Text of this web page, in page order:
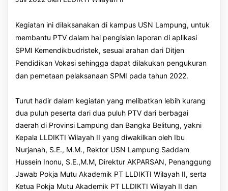
Kegiatan ini dilaksanakan di kampus USN Lampung, untuk
membantu PTV dalam hal pengisian laporan di aplikasi
SPMI Kemendikbudristek, sesuai arahan dari Ditjen
Pendidikan Vokasi sehingga dapat dilakukan pengukuran
dan pemetaan pelaksanaan SPMI pada tahun 2022.
Turut hadir dalam kegiatan yang melibatkan lebih kurang
dua puluh peserta dari dua puluh PTV dari berbagai
daerah di Provinsi Lampung dan Bangka Belitung, yakni
Kepala LLDIKTI Wilayah II yang diwakilkan oleh Ibu
Nurjanah, S.E., M.M., Rektor USN Lampung Saddam
Hussein Inonu, S.E.,M.M, Direktur AKPARSAN, Penanggung
Jawab Pokja Mutu Akademik PT LLDIKTI Wilayah II, serta
Ketua Pokja Mutu Akademik PT LLDIKTI Wilayah II dan